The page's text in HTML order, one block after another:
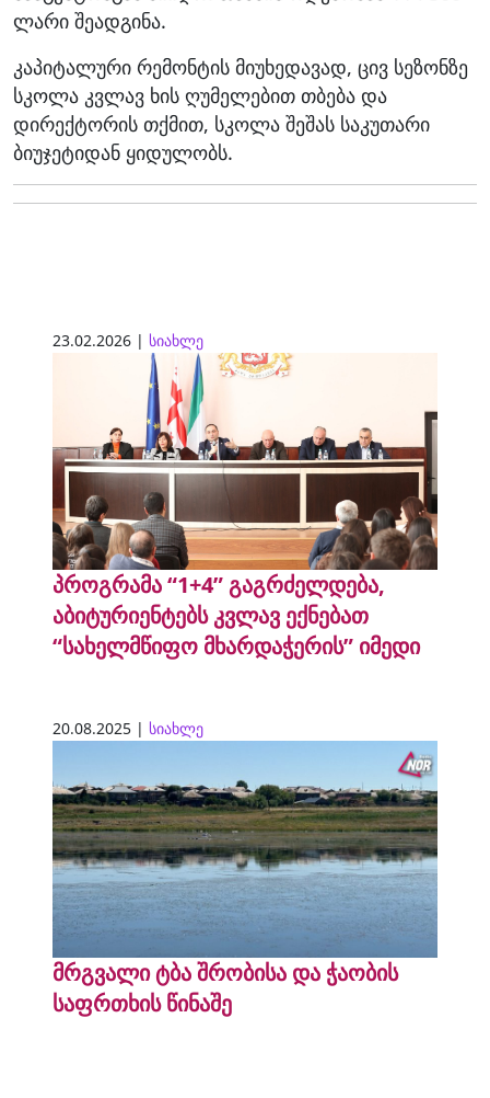
ლარი შეადგინა.
კაპიტალური რემონტის მიუხედავად, ცივ სეზონზე
სკოლა კვლავ ხის ღუმელებით თბება და
დირექტორის თქმით, სკოლა შეშას საკუთარი
ბიუჯეტიდან ყიდულობს.
23.02.2026 | სიახლე
პროგრამა “1+4” გაგრძელდება,
აბიტურიენტებს კვლავ ექნებათ
“სახელმწიფო მხარდაჭერის” იმედი
20.08.2025 | სიახლე
მრგვალი ტბა შრობისა და ჭაობის
საფრთხის წინაშე